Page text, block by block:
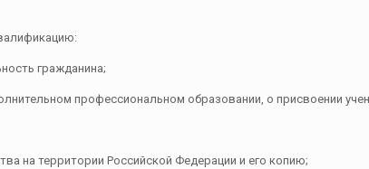
гражданина;
профессиональном образовании, о присвоении
на территории Российской Федерации и его копию;